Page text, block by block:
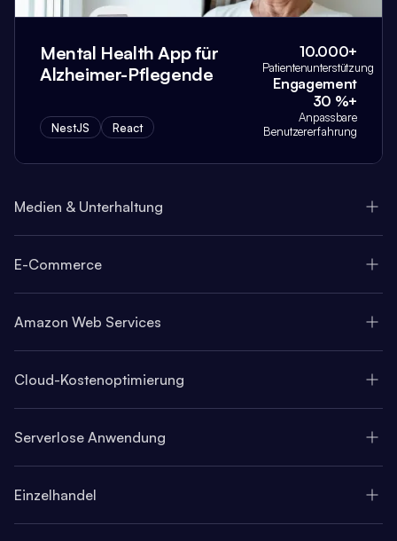
Mental Health App für
Alzheimer-Pflegende
NestJS React
10.000+
Patientenunterstützung
Engagement
30 %+
Anpassbare
Benutzererfahrung
Medien & Unterhaltung
E-Commerce
Amazon Web Services
Cloud-Kostenoptimierung
Serverlose Anwendung
Einzelhandel